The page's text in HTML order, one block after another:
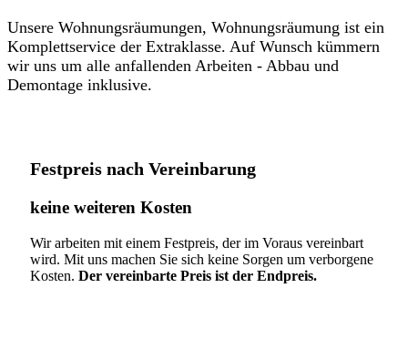
Unsere Wohnungsräumungen, Wohnungsräumung ist ein
Komplettservice der Extraklasse. Auf Wunsch kümmern
wir uns um alle anfallenden Arbeiten - Abbau und
Demontage inklusive.
Festpreis nach Vereinbarung
keine weiteren Kosten
Wir arbeiten mit einem Festpreis, der im Voraus vereinbart
wird. Mit uns machen Sie sich keine Sorgen um verborgene
Kosten. Der vereinbarte Preis ist der Endpreis.